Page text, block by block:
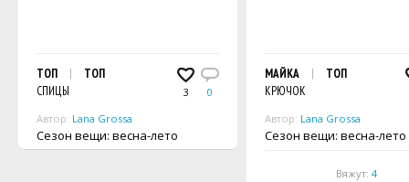
3 0
ТОП
ТОП
СПИЦЫ
Автор: Lana Grossa
Сезон вещи: весна-лето
МАЙКА
ТОП
КРЮЧОК
Автор: Lana Grossa
Сезон вещи: весна-лето
Вяжут: 4